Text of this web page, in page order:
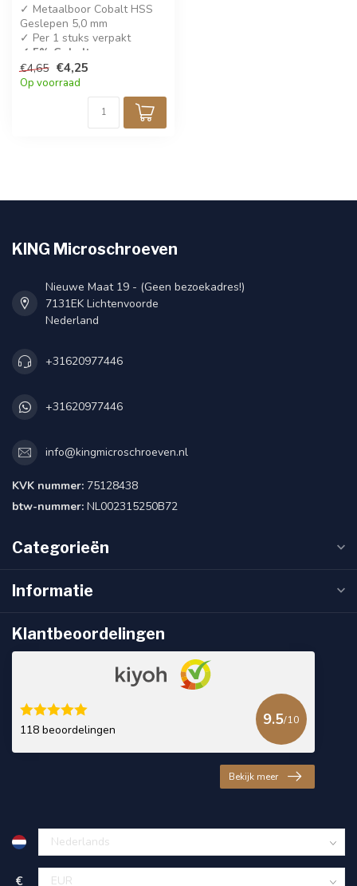
✓ Metaalboor Cobalt HSS
Geslepen 5,0 mm
✓ Per 1 stuks verpakt
✓ 5% Cobalt
✓ DIN 338
€4,65 €4,25
Op voorraad
KING Microschroeven
Nieuwe Maat 19 - (Geen bezoekadres!)
7131EK Lichtenvoorde
Nederland
+31620977446
+31620977446
info@kingmicroschroeven.nl
KVK nummer: 75128438
btw-nummer: NL002315250B72
Categorieën
Informatie
Klantbeoordelingen
118 beoordelingen
9.5/10
Bekijk meer
€